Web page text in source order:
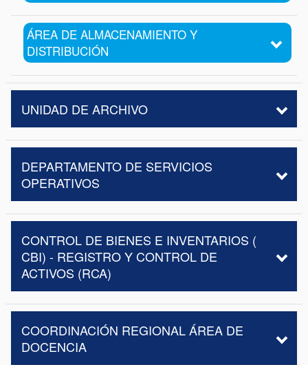
ÁREA DE ALMACENAMIENTO Y
DISTRIBUCIÓN
UNIDAD DE ARCHIVO
DEPARTAMENTO DE SERVICIOS
OPERATIVOS
CONTROL DE BIENES E INVENTARIOS (
CBI) - REGISTRO Y CONTROL DE
ACTIVOS (RCA)
COORDINACIÓN REGIONAL ÁREA DE
DOCENCIA